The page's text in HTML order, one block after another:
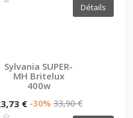
Détails
Sylvania SUPER-
MH Britelux
400w
€ -30% 33,90 €